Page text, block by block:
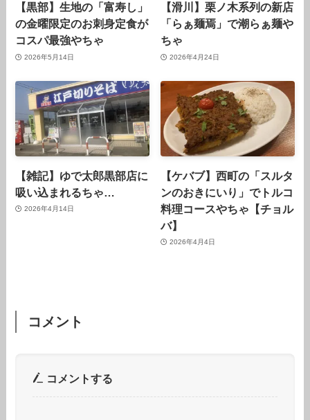
【黒部】生地の「富寿し」
の金曜限定のお刺身定食が
コスパ最強やちゃ
2026年5月14日
【滑川】栗ノ木系列の新店
「らぁ麺焉」で潮らぁ麺や
ちゃ
2026年4月24日
【雑記】ゆで太郎黒部店に
吸い込まれるちゃ…
2026年4月14日
【ケバブ】西町の「スルタ
ンのおきにいり」でトルコ
料理コースやちゃ【チョル
バ】
2026年4月4日
コメント
コメントする